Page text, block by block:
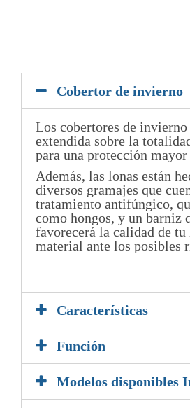
Cobertor de invierno
Los cobertores de
extendida sobre la
para una protección
Además, las lonas están
diversos gramajes que
tratamiento antifúngico,
como hongos, y un barniz
favorecerá la calidad de tu
material ante los posibles
Características
Función
Modelos disponibles